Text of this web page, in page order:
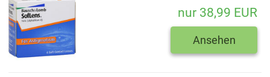
nur 38,99 EUR
Ansehen